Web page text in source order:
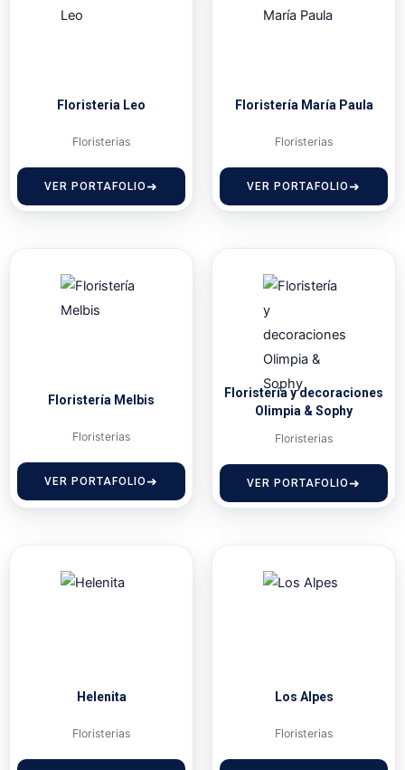
Floristeria Leo
Floristerias
VER PORTAFOLIO
Floristería María Paula
Floristerias
VER PORTAFOLIO
Floristería Melbis
Floristerias
VER PORTAFOLIO
Floristería y decoraciones
Olimpia & Sophy
Floristerias
VER PORTAFOLIO
Helenita
Floristerias
Los Alpes
Floristerias